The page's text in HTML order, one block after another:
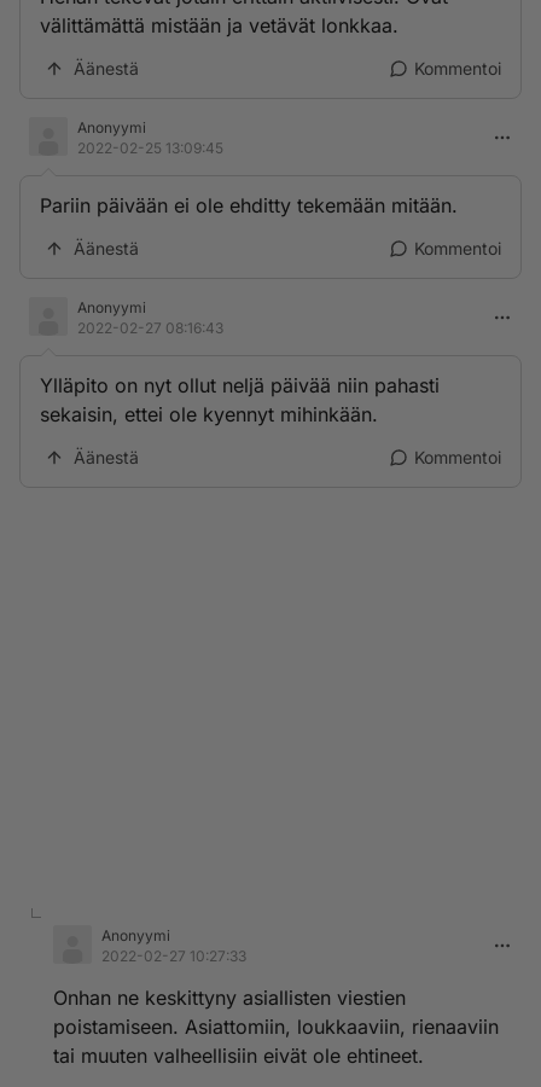
välittämättä mistään ja vetävät lonkkaa.
Äänestä Kommentoi
Anonyymi
2022-02-25 13:09:45
Pariin päivään ei ole ehditty tekemään mitään.
Äänestä Kommentoi
Anonyymi
2022-02-27 08:16:43
Ylläpito on nyt ollut neljä päivää niin pahasti
sekaisin, ettei ole kyennyt mihinkään.
Äänestä Kommentoi
Anonyymi
2022-02-27 10:27:33
Onhan ne keskittyny asiallisten viestien
poistamiseen. Asiattomiin, loukkaaviin, rienaaviin
tai muuten valheellisiin eivät ole ehtineet.